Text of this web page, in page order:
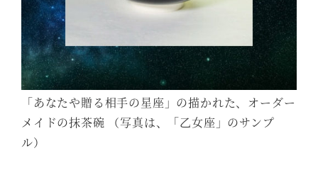
「あなたや贈る相手の星座」の描かれた、オーダー
メイドの抹茶碗 （写真は、「乙女座」のサンプ
ル）